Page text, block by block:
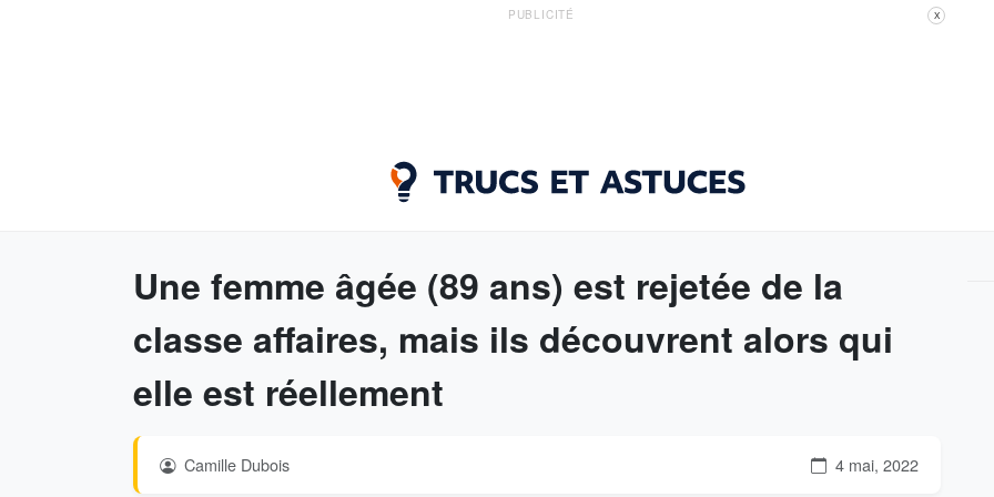
PUBLICITÉ X
Une femme âgée (89 ans) est rejetée de la
classe affaires, mais ils découvrent alors qui
elle est réellement
Camille Dubois 4 mai, 2022